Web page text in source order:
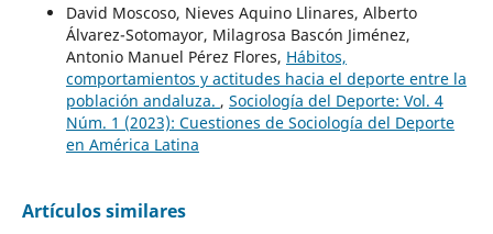
David Moscoso, Nieves Aquino Llinares, Alberto
Álvarez-Sotomayor, Milagrosa Bascón Jiménez,
Antonio Manuel Pérez Flores, Hábitos,
comportamientos y actitudes hacia el deporte entre la
población andaluza. , Sociología del Deporte: Vol. 4
Núm. 1 (2023): Cuestiones de Sociología del Deporte
en América Latina
Artículos similares